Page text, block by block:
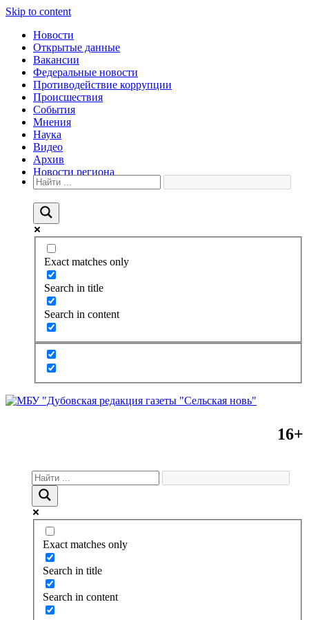
Skip to content
Новости
Открытые данные
Вакансии
Федеральные новости
Противодействие коррупции
Происшествия
События
Мнения
Наука
Видео
Архив
Новости региона
Exact matches only
Search in title
Search in content
16+
Exact matches only
Search in title
Search in content